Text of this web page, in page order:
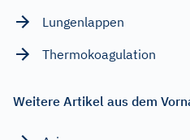
Lungenlappen
Thermokoagulation
Weitere Artikel aus dem